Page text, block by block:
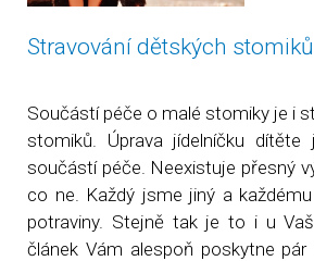
Stravování dětských stomiků
Součástí péče o malé stomiky je i
stomiků. Úprava jídelníčku dítěte
součástí péče. Neexistuje přesný
co ne. Každý jsme jiný a
potraviny. Stejně tak je to i u
článek Vám alespoň poskytne pár